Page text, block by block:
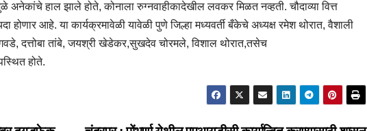
हाल झाले होते, कोनाला रुग्नवाहीकादेखील लवकर मिळत नव्हती. चौदाव्या वित्त
होणार आहे. या कार्यक्रमावेळी यावेळी पुणे जिल्हा मध्यवर्ती बँकेचे अध्यक्ष रमेश थोरात, वैशाली
दत्तोबा तांबे, जयश्री खेडेकर,सुखदेव चोरमले, विशाल थोरात,तसेच
होते.